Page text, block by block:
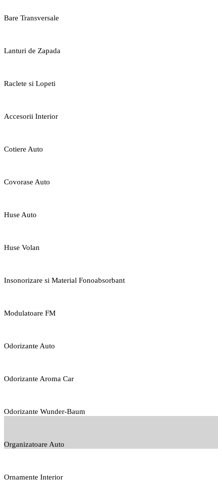
Bare Transversale
Lanturi de Zapada
Raclete si Lopeti
Accesorii Interior
Cotiere Auto
Covorase Auto
Huse Auto
Huse Volan
Insonorizare si Material Fonoabsorbant
Modulatoare FM
Odorizante Auto
Odorizante Aroma Car
Odorizante Wunder-Baum
Organizatoare Auto
Ornamente Interior